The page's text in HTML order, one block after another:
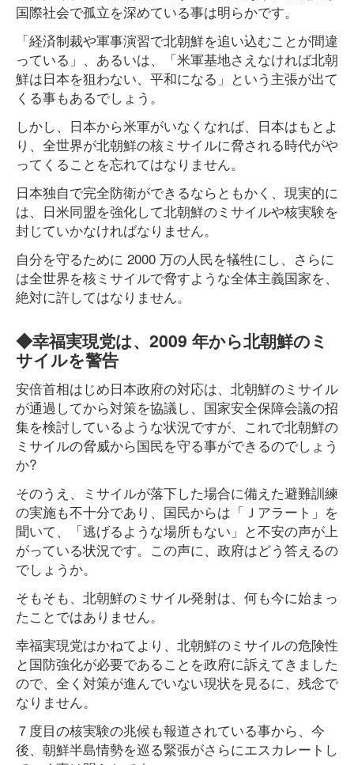
国際社会で孤立を深めている事は明らかです。
「経済制裁や軍事演習で北朝鮮を追い込むことが間違
っている」、あるいは、「米軍基地さえなければ北朝
鮮は日本を狙わない、平和になる」という主張が出て
くる事もあるでしょう。
しかし、日本から米軍がいなくなれば、日本はもとよ
り、全世界が北朝鮮の核ミサイルに脅される時代がや
ってくることを忘れてはなりません。
日本独自で完全防衛ができるならともかく、現実的に
は、日米同盟を強化して北朝鮮のミサイルや核実験を
封じていかなければなりません。
自分を守るために 2000 万の人民を犠牲にし、さらに
は全世界を核ミサイルで脅すような全体主義国家を、
絶対に許してはなりません。
◆幸福実現党は、2009 年から北朝鮮のミ
サイルを警告
安倍首相はじめ日本政府の対応は、北朝鮮のミサイル
が通過してから対策を協議し、国家安全保障会議の招
集を検討しているような状況ですが、これで北朝鮮の
ミサイルの脅威から国民を守る事ができるのでしょう
か?
そのうえ、ミサイルが落下した場合に備えた避難訓練
の実施も不十分であり、国民からは「Ｊアラート」を
聞いて、「逃げるような場所もない」と不安の声が上
がっている状況です。この声に、政府はどう答えるの
でしょうか。
そもそも、北朝鮮のミサイル発射は、何も今に始まっ
たことではありません。
幸福実現党はかねてより、北朝鮮のミサイルの危険性
と国防強化が必要であることを政府に訴えてきました
ので、全く対策が進んでいない現状を見るに、残念で
なりません。
７度目の核実験の兆候も報道されている事から、今
後、朝鮮半島情勢を巡る緊張がさらにエスカレートし